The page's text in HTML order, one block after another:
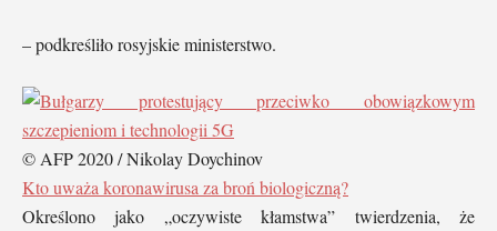
– podkreśliło rosyjskie ministerstwo.
© AFP 2020 / Nikolay Doychinov
Kto uważa koronawirusa za broń biologiczną?
Określono jako „oczywiste kłamstwa” twierdzenia, że